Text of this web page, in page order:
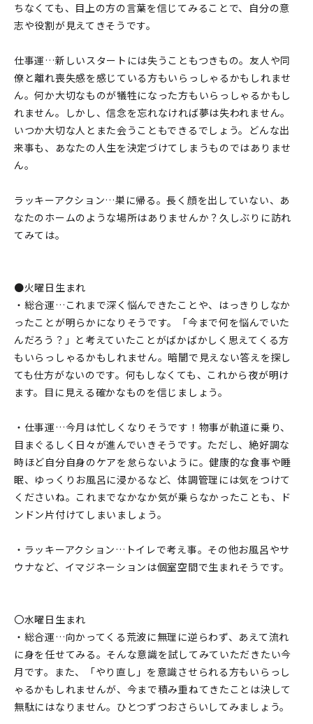
ちなくても、目上の方の言葉を信じてみることで、自分の意
志や役割が見えてきそうです。
仕事運…新しいスタートには失うこともつきもの。友人や同
僚と離れ喪失感を感じている方もいらっしゃるかもしれませ
ん。何か大切なものが犠牲になった方もいらっしゃるかもし
れません。しかし、信念を忘れなければ夢は失われません。
いつか大切な人とまた会うこともできるでしょう。どんな出
来事も、あなたの人生を決定づけてしまうものではありませ
ん。
ラッキーアクション…巣に帰る。長く顔を出していない、あ
なたのホームのような場所はありませんか？久しぶりに訪れ
てみては。
●火曜日生まれ
・総合運…これまで深く悩んできたことや、はっきりしなか
ったことが明らかになりそうです。「今まで何を悩んでいた
んだろう？」と考えていたことがばかばかしく思えてくる方
もいらっしゃるかもしれません。暗闇で見えない答えを探し
ても仕方がないのです。何もしなくても、これから夜が明け
ます。目に見える確かなものを信じましょう。
・仕事運…今月は忙しくなりそうです！物事が軌道に乗り、
目まぐるしく日々が進んでいきそうです。ただし、絶好調な
時ほど自分自身のケアを怠らないように。健康的な食事や睡
眠、ゆっくりお風呂に浸かるなど、体調管理には気をつけて
くださいね。これまでなかなか気が乗らなかったことも、ド
ンドン片付けてしまいましょう。
・ラッキーアクション…トイレで考え事。その他お風呂やサ
ウナなど、イマジネーションは個室空間で生まれそうです。
〇水曜日生まれ
・総合運…向かってくる荒波に無理に逆らわず、あえて流れ
に身を任せてみる。そんな意識を試してみていただきたい今
月です。また、「やり直し」を意識させられる方もいらっし
ゃるかもしれませんが、今まで積み重ねてきたことは決して
無駄にはなりません。ひとつずつおさらいしてみましょう。